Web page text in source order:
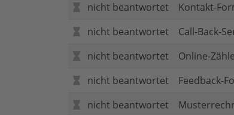
nicht beantwortet
Kontakt-
nicht beantwortet
Call-Back-
nicht beantwortet
Online-
nicht beantwortet
Feedback-
nicht beantwortet